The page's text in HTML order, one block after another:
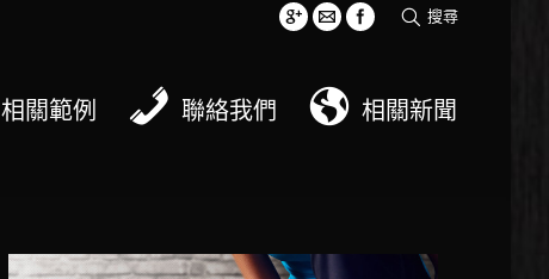
搜尋
相關範例 聯絡我們 相關新聞